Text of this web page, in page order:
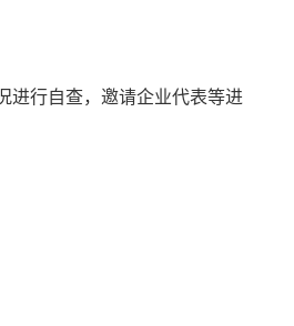
进行自查，邀请企业代表等进